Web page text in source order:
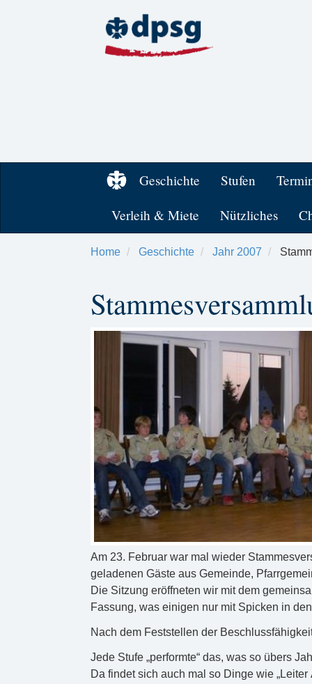
Geschichte Stufen
Verleih & Miete
Nützliches
Home Geschichte Jahr 2007
Am 23. Februar war mal wieder
geladenen Gäste aus Gemeinde,
Die Sitzung eröffneten wir mit dem
Fassung, was einigen nur mit Spicken in
Nach dem Feststellen der
Jede Stufe „performte“ das, was so übers
Da findet sich auch mal so Dinge wie